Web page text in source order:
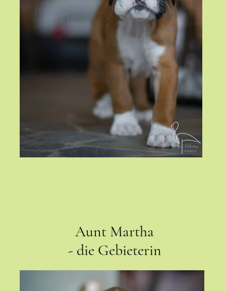
Aunt Martha
- die Gebieterin